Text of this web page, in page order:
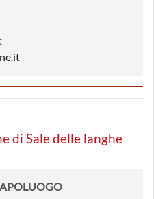
di Sale delle langhe